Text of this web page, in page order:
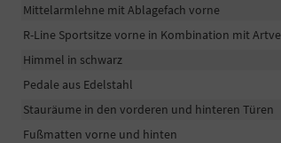
Mittelarmlehne mit Ablagefach vorne
R-Line Sportsitze vorne in Kombination mit
Himmel in schwarz
Pedale aus Edelstahl
Stauräume in den vorderen und hinteren Türen
Fußmatten vorne und hinten